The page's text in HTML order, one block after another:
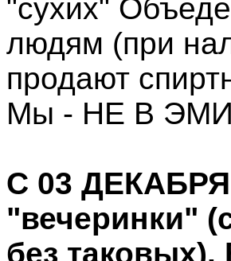
"сухих"
людям (при
продают
Мы - НЕ В
С 03
"вечеринки"
без таковых).